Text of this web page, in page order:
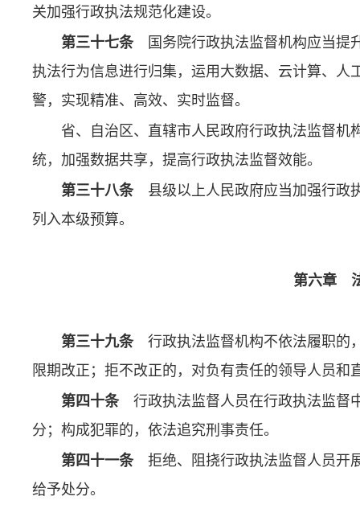
关加强行政执法规范化建设。
第三十七条 国务院行政执法监督机构应当提
执法行为信息进行归集，运用大数据、云计算、
警，实现精准、高效、实时监督。
省、自治区、直辖市人民政府行政执法监督机
统，加强数据共享，提高行政执法监督效能。
第三十八条 县级以上人民政府应当加强行政
列入本级预算。
第六章
第三十九条 行政执法监督机构不依法履职的
限期改正；拒不改正的，对负有责任的领导人员和
第四十条 行政执法监督人员在行政执法监督
分；构成犯罪的，依法追究刑事责任。
第四十一条 拒绝、阻挠行政执法监督人员开
给予处分。